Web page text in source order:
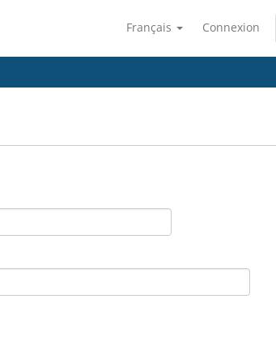
Français Connexion